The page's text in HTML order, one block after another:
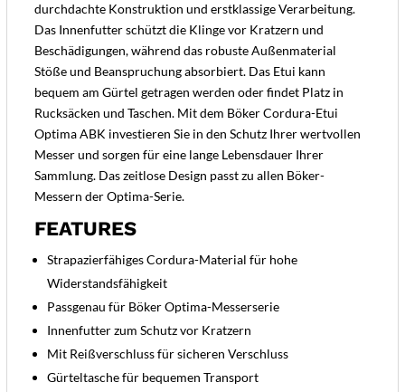
durchdachte Konstruktion und erstklassige Verarbeitung.
Das Innenfutter schützt die Klinge vor Kratzern und
Beschädigungen, während das robuste Außenmaterial
Stöße und Beanspruchung absorbiert. Das Etui kann
bequem am Gürtel getragen werden oder findet Platz in
Rucksäcken und Taschen. Mit dem Böker Cordura-Etui
Optima ABK investieren Sie in den Schutz Ihrer wertvollen
Messer und sorgen für eine lange Lebensdauer Ihrer
Sammlung. Das zeitlose Design passt zu allen Böker-
Messern der Optima-Serie.
FEATURES
Strapazierfähiges Cordura-Material für hohe
Widerstandsfähigkeit
Passgenau für Böker Optima-Messerserie
Innenfutter zum Schutz vor Kratzern
Mit Reißverschluss für sicheren Verschluss
Gürteltasche für bequemen Transport